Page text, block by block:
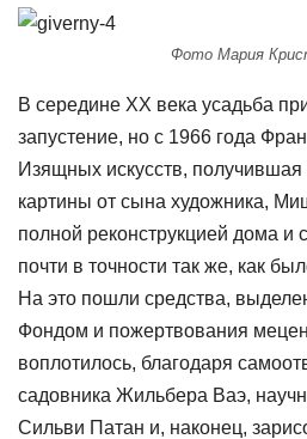
Фото Мария
В середине XX века усадьба
запустение, но с 1966 года
Изящных искусств,
картины от сына художника,
полной реконструкцией дома и
почти в точности так же, как
На это пошли средства,
Фондом и пожертвования
воплотилось, благодаря
садовника Жильбера Ваэ,
Сильви Патан и, наконец,